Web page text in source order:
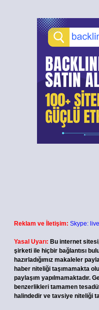
Reklam ve İletişim: Skype:
Yasal Uyarı: Bu internet
şirketi ile hiçbir bağlantısı
hazırladığımız makaleler
haber niteliği taşımamakta
paylaşım yapılmamaktadır.
benzerlikleri tamamen
halindedir ve tavsiye niteliği